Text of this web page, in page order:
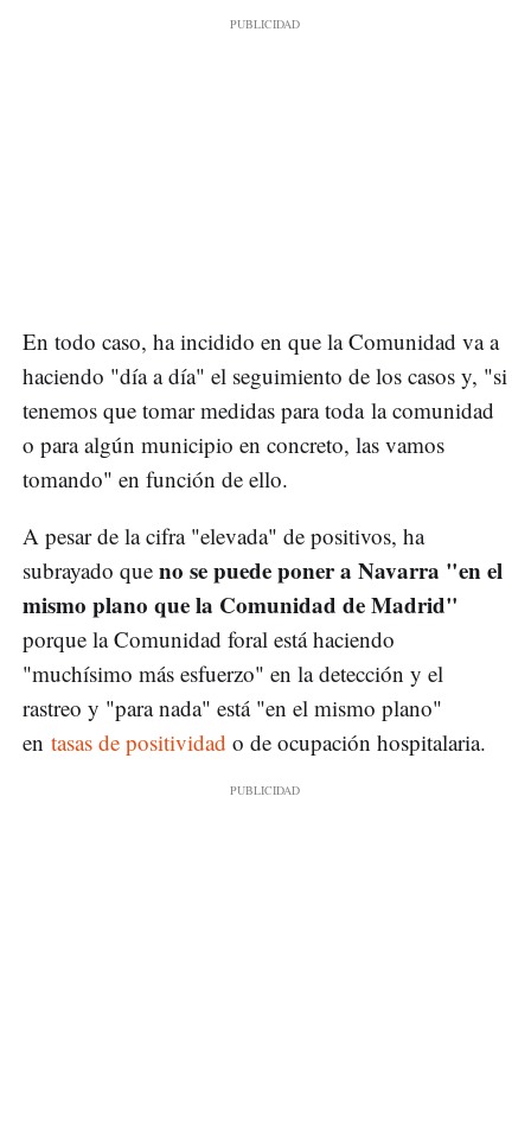
En todo caso, ha incidido en que la Comunidad va a
haciendo "día a día" el seguimiento de los casos y, "si
tenemos que tomar medidas para toda la comunidad
o para algún municipio en concreto, las vamos
tomando" en función de ello.
A pesar de la cifra "elevada" de positivos, ha
subrayado que no se puede poner a Navarra "en el
mismo plano que la Comunidad de Madrid"
porque la Comunidad foral está haciendo
"muchísimo más esfuerzo" en la detección y el
rastreo y "para nada" está "en el mismo plano"
en tasas de positividad o de ocupación hospitalaria.